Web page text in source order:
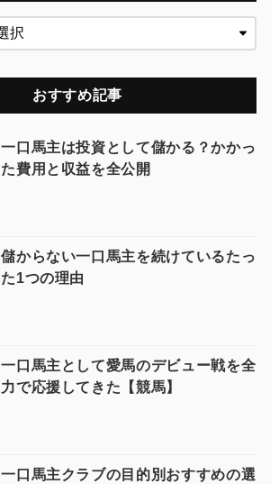
おすすめ記事
一口馬主は投資として儲かる？かかっ
た費用と収益を全公開
儲からない一口馬主を続けているたっ
た1つの理由
一口馬主として愛馬のデビュー戦を全
力で応援してきた【競馬】
一口馬主クラブの目的別おすすめの選